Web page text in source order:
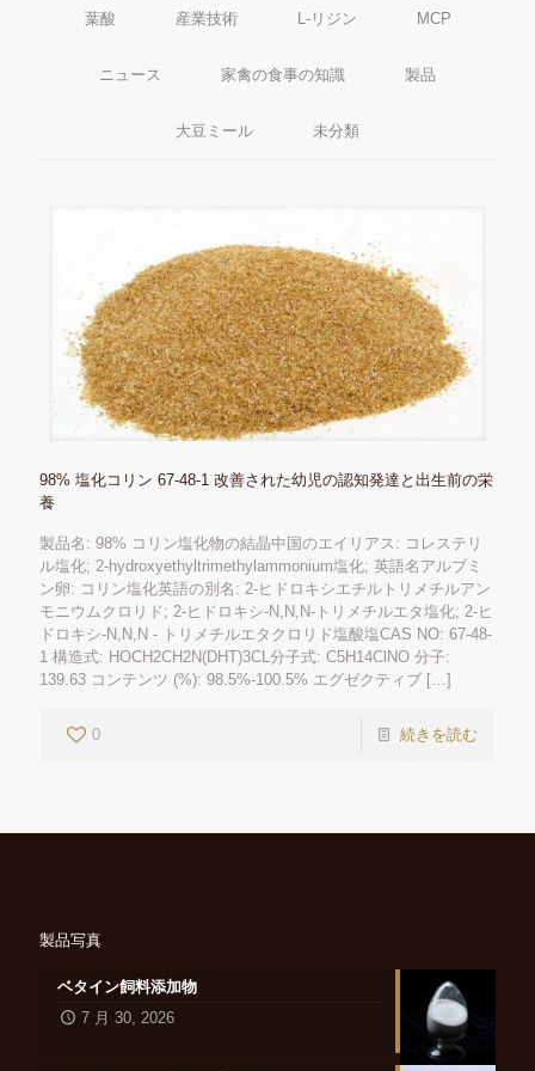
葉酸 産業技術 L-リジン MCP
ニュース 家禽の食事の知識 製品
大豆ミール 未分類
98% 塩化コリン 67-48-1 改善された幼児の認知発達と出生前の栄
養
製品名: 98% コリン塩化物の結晶中国のエイリアス: コレステリ
ル塩化; 2-hydroxyethyltrimethylammonium塩化; 英語名アルブミ
ン卵: コリン塩化英語の別名: 2-ヒドロキシエチルトリメチルアン
モニウムクロリド; 2-ヒドロキシ-N,N,N-トリメチルエタ塩化; 2-ヒ
ドロキシ-N,N,N - トリメチルエタクロリド塩酸塩CAS NO: 67-48-
1 構造式: HOCH2CH2N(DHT)3CL分子式: C5H14ClNO 分子:
139.63 コンテンツ (%): 98.5%-100.5% エグゼクティブ […]
0 続きを読む
製品写真
ベタイン飼料添加物
7 月 30, 2026